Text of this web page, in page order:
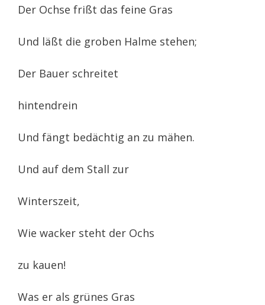
Der Ochse frißt das feine Gras
Und läßt die groben Halme stehen;
Der Bauer schreitet
hintendrein
Und fängt bedächtig an zu mähen.
Und auf dem Stall zur
Winterszeit,
Wie wacker steht der Ochs
zu kauen!
Was er als grünes Gras